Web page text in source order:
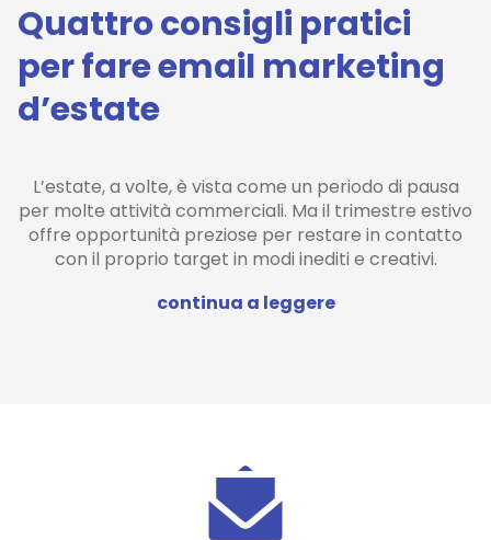
Quattro consigli pratici
per fare email marketing
d’estate
L’estate, a volte, è vista come un periodo di pausa
per molte attività commerciali. Ma il trimestre estivo
offre opportunità preziose per restare in contatto
con il proprio target in modi inediti e creativi.
continua a leggere